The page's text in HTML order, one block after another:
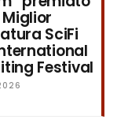
SciFi
Festival